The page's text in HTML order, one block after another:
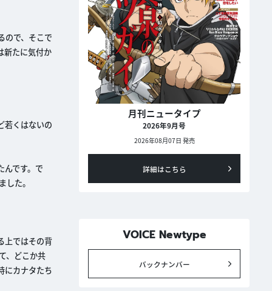
ので、そこで
新たに気付か
若くはないの
んです。で
た。
上ではその背
、どこか共
にカナタたち
月刊ニュータイプ
2026年9月号
2026年08月07日 発売
詳細はこちら
VOICE Newtype
バックナンバー